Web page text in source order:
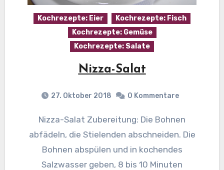
Kochrezepte: Eier
Kochrezepte: Fisch
Kochrezepte: Gemüse
Kochrezepte: Salate
Nizza-Salat
27. Oktober 2018 0 Kommentare
Nizza-Salat Zubereitung: Die Bohnen
abfädeln, die Stielenden abschneiden. Die
Bohnen abspülen und in kochendes
Salzwasser geben, 8 bis 10 Minuten